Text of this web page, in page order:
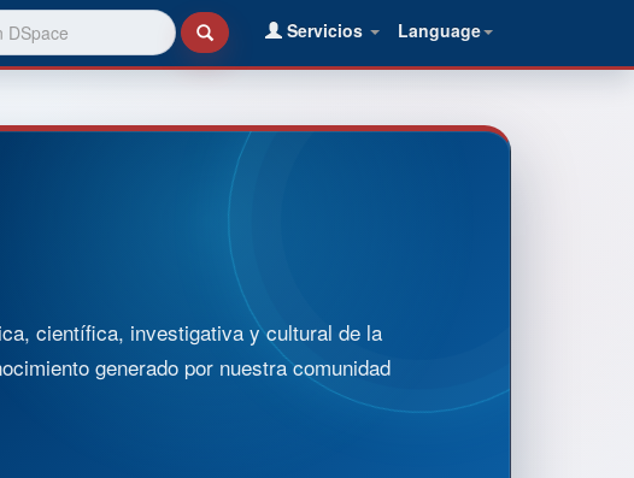
Language
Servicios
científica, investigativa y cultural de la
generado por nuestra comunidad